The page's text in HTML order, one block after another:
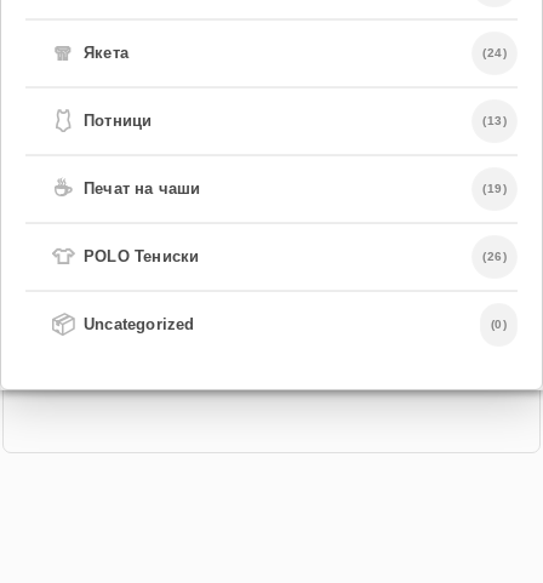
🧣 Якета (24)
🩱 Потници (13)
☕ Печат на чаши (19)
👕 POLO Тениски (26)
📦 Uncategorized (0)